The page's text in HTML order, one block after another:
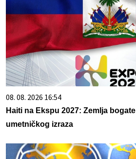
08. 08. 2026 16:54
Haiti na Ekspu 2027: Zemlja
umetničkog izraza